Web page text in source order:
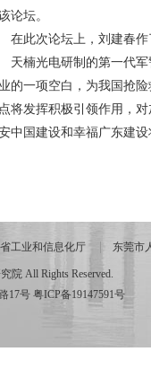
论坛。
在此次论坛上，刘建春
天楠光电研制的第一代
的一项空白，为我国抢
将发挥积极引领作用，
中国建设和幸福广东建
工业和信息化厅 东莞市
院 All Rights Reserved.
17号 粤ICP备19147591号